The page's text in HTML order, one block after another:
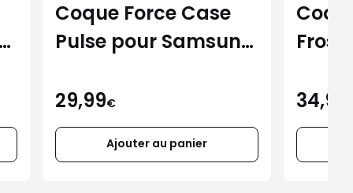
Coque Force Case
Pulse pour Samsung
29,99€
Ajouter au panier
Frost
34,99